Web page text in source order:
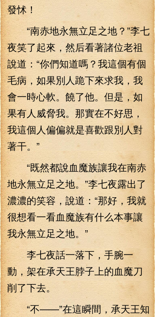
發怵！
“南赤地永無立足之地？”李七
夜笑了起來，然后看著諸位老祖
說道：“你們知道嗎？我這個有個
毛病，如果別人跪下來求我，我
會一時心軟。饒了他。但是，如
果有人威脅我。那實在不好思，
我這個人偏偏就是喜歡跟別人對
著干。”
“既然都說血魔族讓我在南赤
地永無立足之地。”李七夜露出了
濃濃的笑容，說道：“那好，我就
很想看一看血魔族有什么本事讓
我永無立足之地。”
李七夜話一落下，手腕一
動，架在承天王脖子上的血魔刀
削了下去。
“不——”在這瞬間，承天王知